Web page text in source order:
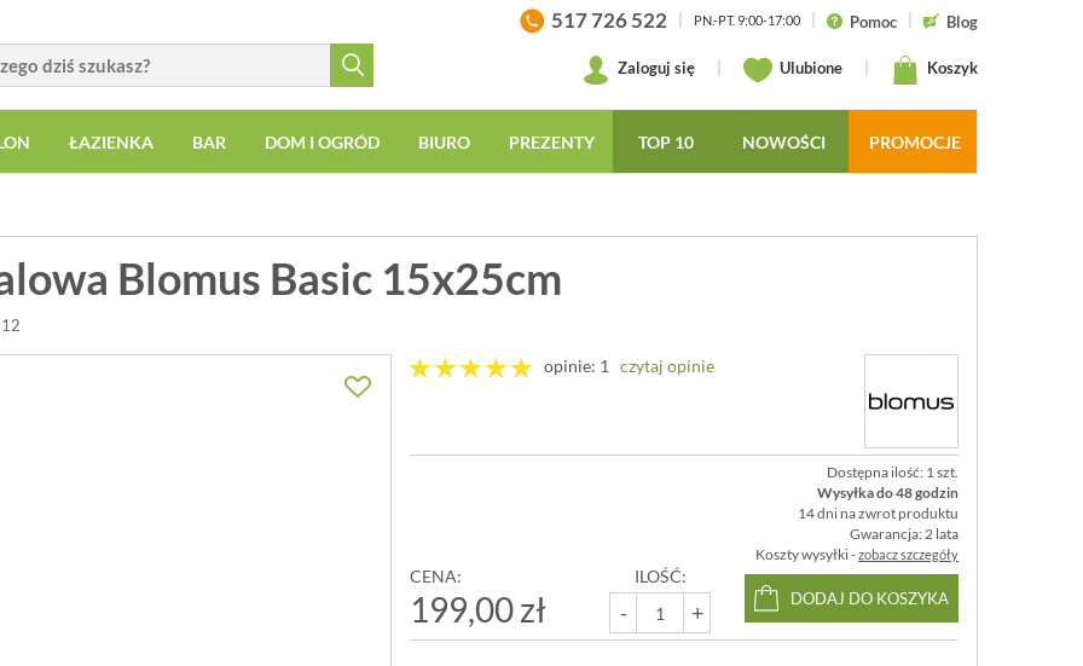
517 726 522 PN.-PT. 9:00-17:00 Pomoc Blog
Zaloguj się Ulubione Koszyk
ŁAZIENKA BAR DOM I OGRÓD BIURO PREZENTY TOP 10 NOWOŚCI PROMOCJE
Blomus Basic 15x25cm
opinie: 1 czytaj opinie
Dostępna ilość: 1 szt.
Wysyłka do 48 godzin
14 dni na zwrot produktu
Gwarancja: 2 lata
Koszty wysyłki -zobacz szczegóły
CENA:
199,00 zł
ILOŚĆ:
- +
DODAJ DO KOSZYKA